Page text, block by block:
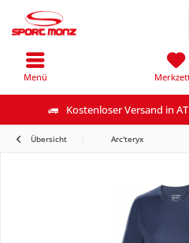
Kostenloser Versand in
Menü
Übersicht Arc'teryx